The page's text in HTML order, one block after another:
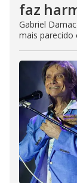
faz
Gabriel
mais parecido